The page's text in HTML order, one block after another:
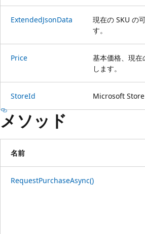
ExtendedJsonData
現在の SKU の
す。
Price
基本価格、現在
します。
StoreId Microsoft Store
メソッド
名前
RequestPurchaseAsync()